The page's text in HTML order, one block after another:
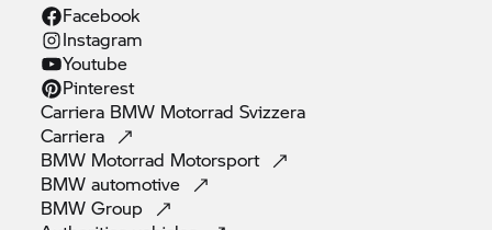
Facebook
Instagram
Youtube
Pinterest
Carriera BMW Motorrad Svizzera
Carriera
BMW Motorrad Motorsport
BMWautomotive
BMWGroup